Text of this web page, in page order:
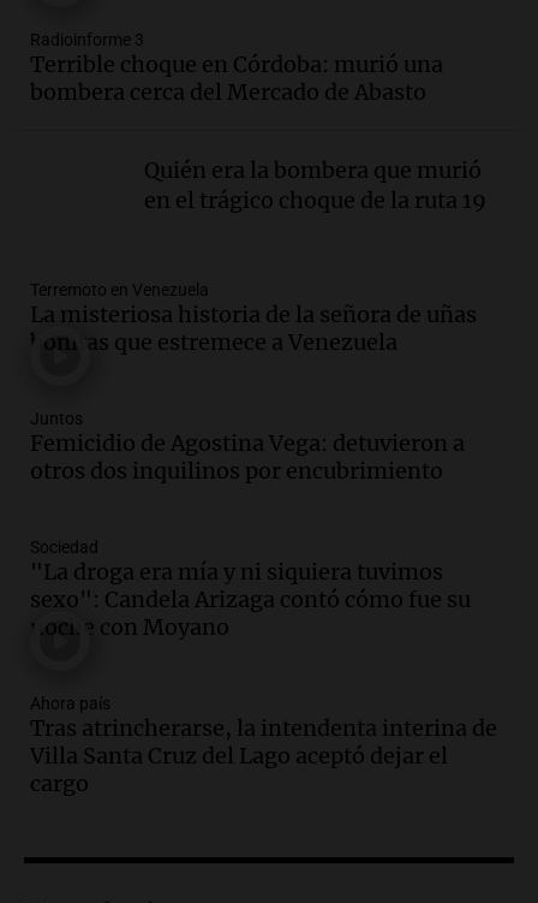
Audio.Solicitan quiebra de Lebron
Group en medio de una investigación
por estafa piramidal millonaria
Detienen a pareja en Alderete por
venta de medicamentos controlados
Episodios
Audio.El alzobispo García Cueva llama a
la clase dirigente a abordar problemas
Panorama Federal
Episodios
Audio.La inflación en Buenos Aires
incertidumbre sobre el IPC nacional
Panorama Federal
Episodios
Audio. Descuentos de hasta 700.000
Panorama Federal
Episodios
Audio.Docentes de Jujuy denuncian
descuentos de hasta 700.000 pesos en
Radioinforme 3
Terrible choque en Córdoba: murió una
bombera cerca del Mercado de Abasto
Quién era la bombera que murió
en el trágico choque de la ruta 19
Terremoto en Venezuela
La misteriosa historia de la señora de uñas
bonitas que estremece a Venezuela
Juntos
Femicidio de Agostina Vega: detuvieron a
otros dos inquilinos por encubrimiento
Sociedad
"La droga era mía y ni siquiera tuvimos
sexo": Candela Arizaga contó cómo fue su
noche con Moyano
Ahora país
Tras atrincherarse, la intendenta interina de
Villa Santa Cruz del Lago aceptó dejar el
cargo